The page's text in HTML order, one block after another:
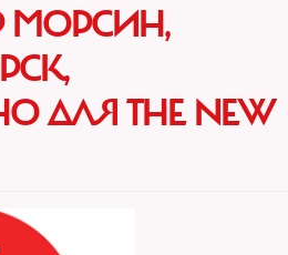
МОРСИН,
ДЛЯ THE NЕW